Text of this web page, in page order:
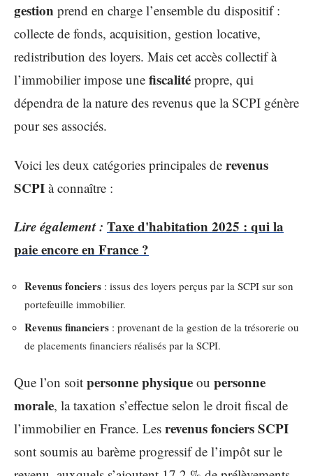
gestion prend en charge l’ensemble du dispositif :
collecte de fonds, acquisition, gestion locative,
redistribution des loyers. Mais cet accès collectif à
l’immobilier impose une fiscalité propre, qui
dépendra de la nature des revenus que la SCPI génère
pour ses associés.
Voici les deux catégories principales de revenus
SCPI à connaître :
Lire également : Taxe d'habitation 2025 : qui la
paie encore en France ?
Revenus fonciers : issus des loyers perçus par la SCPI sur son
portefeuille immobilier.
Revenus financiers : provenant de la gestion de la trésorerie ou
de placements financiers réalisés par la SCPI.
Que l’on soit personne physique ou personne
morale, la taxation s’effectue selon le droit fiscal de
l’immobilier en France. Les revenus fonciers SCPI
sont soumis au barème progressif de l’impôt sur le